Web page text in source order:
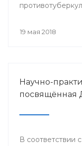
19 мая 2018
Научно-
посвящённая
В соответствии